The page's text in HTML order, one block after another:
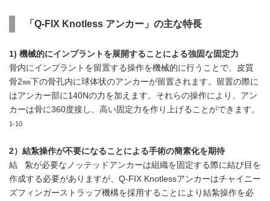
「 Q-FIX Knotless アンカー」の主な特長
1) 機械的にインプラントを展開することによる強固な固定力
骨内にインプラントを留置する操作を機械的に行うことで、皮質
骨2㎜下の骨孔内に球体状のアンカーが留置されます。留置の際に
はアンカー部に140Nの力を加えます。それらの操作により、アン
カーは骨に360度接し、高い固定力を作り上げることができます。
1-10
2）結紮操作が不要になることによる手術の簡素化を期待
結 紮が必要なノッテッドアンカーは組織を固定する際に結び目を
作成する必要がありますが、Q-FIX Knotlessアンカーはチャイニー
ズフィンガーストラップ機構を採用することにより結紮操作を必